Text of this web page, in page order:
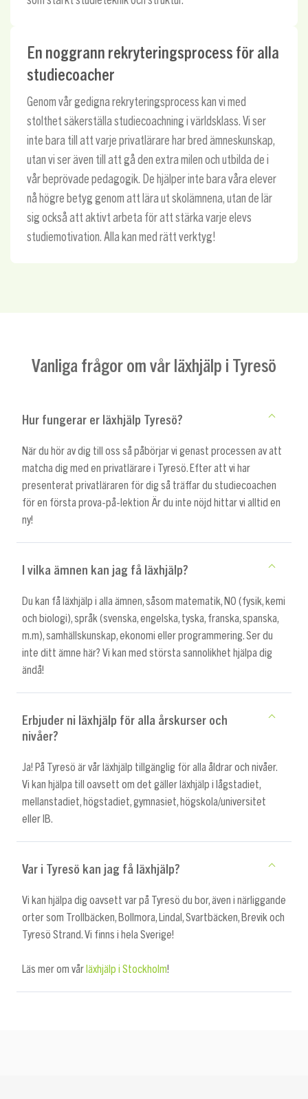
En noggrann rekryteringsprocess för alla
studiecoacher
Genom vår gedigna rekryteringsprocess kan vi med
stolthet säkerställa studiecoachning i världsklass. Vi ser
inte bara till att varje privatlärare har bred ämneskunskap,
utan vi ser även till att gå den extra milen och utbilda de i
vår beprövade pedagogik. De hjälper inte bara våra elever
nå högre betyg genom att lära ut skolämnena, utan de lär
sig också att aktivt arbeta för att stärka varje elevs
studiemotivation. Alla kan med rätt verktyg!
Vanliga frågor om vår läxhjälp i Tyresö
Hur fungerar er läxhjälp Tyresö?
När du hör av dig till oss så påbörjar vi genast processen av att
matcha dig med en privatlärare i Tyresö. Efter att vi har
presenterat privatläraren för dig så träffar du studiecoachen
för en första prova-på-lektion Är du inte nöjd hittar vi alltid en
ny!
I vilka ämnen kan jag få läxhjälp?
Du kan få läxhjälp i alla ämnen, såsom matematik, NO (fysik, kemi
och biologi), språk (svenska, engelska, tyska, franska, spanska,
m.m), samhällskunskap, ekonomi eller programmering. Ser du
inte ditt ämne här? Vi kan med största sannolikhet hjälpa dig
ändå!
Erbjuder ni läxhjälp för alla årskurser och
nivåer?
Ja! På Tyresö är vår läxhjälp tillgänglig för alla åldrar och nivåer.
Vi kan hjälpa till oavsett om det gäller läxhjälp i lågstadiet,
mellanstadiet, högstadiet, gymnasiet, högskola/universitet
eller IB.
Var i Tyresö kan jag få läxhjälp?
Vi kan hjälpa dig oavsett var på Tyresö du bor, även i närliggande
orter som Trollbäcken, Bollmora, Lindal, Svartbäcken, Brevik och
Tyresö Strand. Vi finns i hela Sverige!
Läs mer om vår läxhjälp i Stockholm!